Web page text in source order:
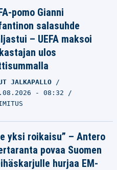
pomo Gianni
salasuhde
– UEFA maksoi
ulos
JALKAPALLO
- 08:32
yksi roikaisu” – Antero
povaa Suomen
hurjaa EM-